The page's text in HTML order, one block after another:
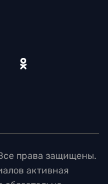
права защищены.
активная